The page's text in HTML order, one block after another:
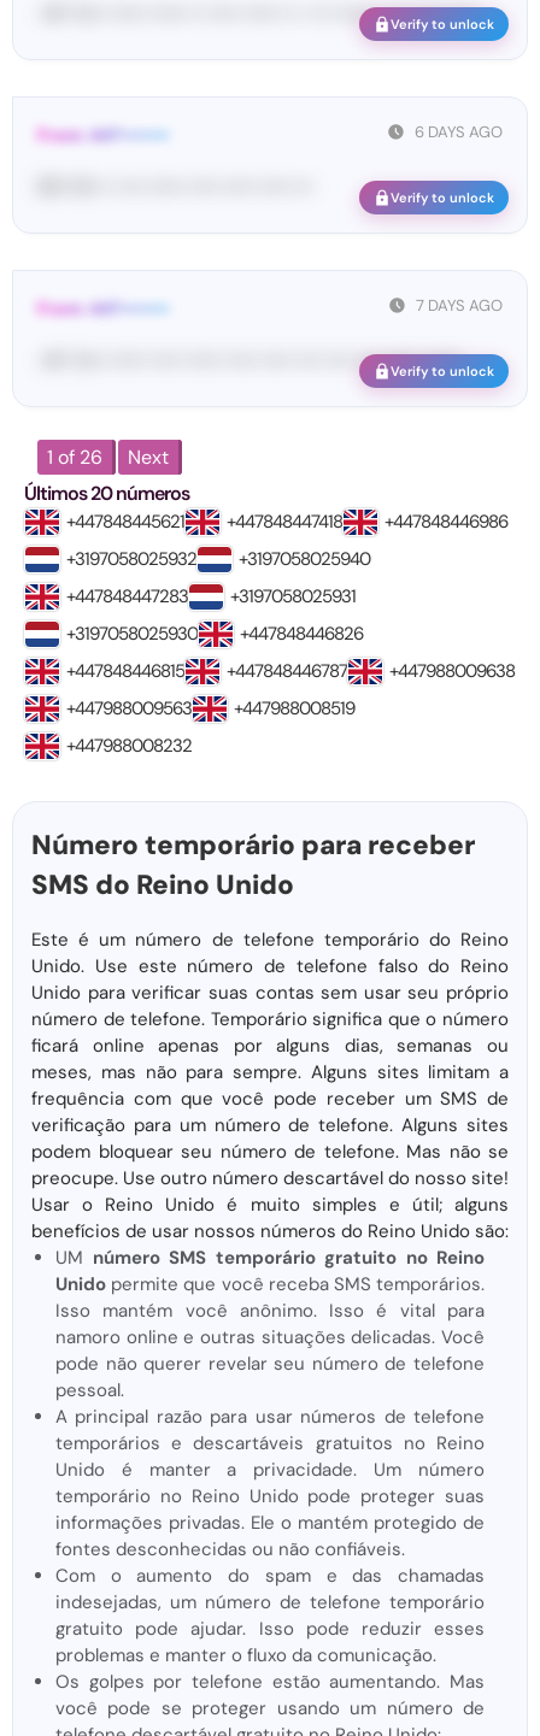
<#• Yo•• •••••• •••••• •• ••••• •••••• •• • ••• •••••• •• ••• ••••• •••• ...
Verify to unlock
6 DAYS AGO
From: 447••••••••
Verify to unlock
7 DAYS AGO
From: 447••••••••
<#• Yo•• •••••• ••••• •••••• ••••• ••••• •••• •••• •••• •••••• ••••••
Verify to unlock
1 of 26
Next
Últimos 20 números
+447848445621 +447848447418
+447848446986
+3197058025932
+3197058025940
+447848447283
+3197058025931
+3197058025930
+447848446826
+447848446815
+447848446787
+447988009638
+447988009563
+447988008519
+447988008232
Número temporário para receber
SMS do Reino Unido
Este é um número de telefone temporário do Reino
Unido. Use este número de telefone falso do Reino
Unido para verificar suas contas sem usar seu próprio
número de telefone. Temporário significa que o número
ficará online apenas por alguns dias, semanas ou
meses, mas não para sempre. Alguns sites limitam a
frequência com que você pode receber um SMS de
verificação para um número de telefone. Alguns sites
podem bloquear seu número de telefone. Mas não se
preocupe. Use outro número descartável do nosso site!
Usar o Reino Unido é muito simples e útil; alguns
benefícios de usar nossos números do Reino Unido são:
UM número SMS temporário gratuito no Reino
Unido permite que você receba SMS temporários.
Isso mantém você anônimo. Isso é vital para
namoro online e outras situações delicadas. Você
pode não querer revelar seu número de telefone
pessoal.
A principal razão para usar números de telefone
temporários e descartáveis ​​​​gratuitos no Reino
Unido é manter a privacidade. Um número
temporário no Reino Unido pode proteger suas
informações privadas. Ele o mantém protegido de
fontes desconhecidas ou não confiáveis.
Com o aumento do spam e das chamadas
indesejadas, um número de telefone temporário
gratuito pode ajudar. Isso pode reduzir esses
problemas e manter o fluxo da comunicação.
Os golpes por telefone estão aumentando. Mas
você pode se proteger usando um número de